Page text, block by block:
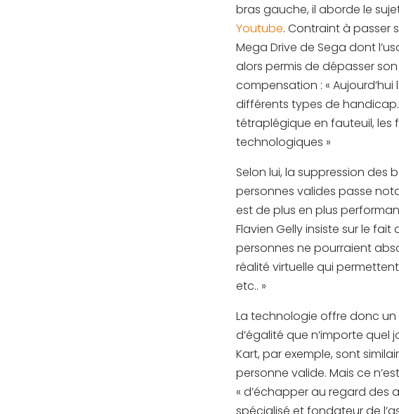
bras gauche, il aborde le
Youtube. Contraint à passer
Mega Drive de Sega dont
alors permis de dépasser
compensation : «
différents types de handicap.
tétraplégique en fauteuil, les
technologiques »
Selon lui, la suppression
personnes valides passe
est de plus en plus
Flavien Gelly insiste sur le
personnes ne pourraient
réalité virtuelle qui
etc.. »
La technologie offre donc un
d’égalité que n’importe quel
Kart, par exemple, sont
personne valide. Mais ce
« d’échapper au regard des